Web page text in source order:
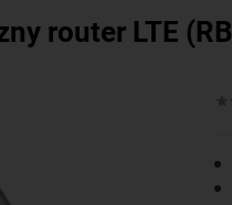
router LTE